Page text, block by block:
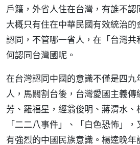
戶籍，外省人住在台灣，有誰不認
大概只有住在中華民國有效統治
認同，不管哪一省人，在「台灣共
何認同台灣國呢。
在台灣認同中國的意識不僅是四九
人，馬關割台後，台灣愛國主義
芳、羅福星，經翁俊明、蔣渭水、
「二二八事件」、「白色恐怖」
有強烈的中國民族意識。楊逵晚年